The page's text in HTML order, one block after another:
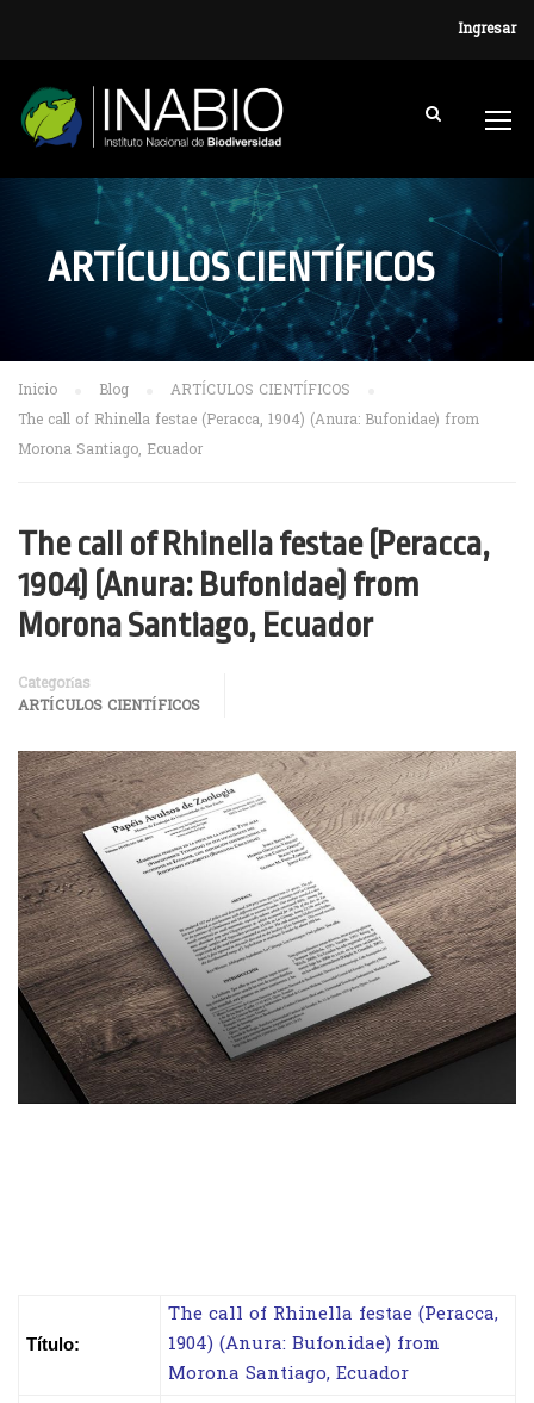
Ingresar
ARTÍCULOS CIENTÍFICOS
Inicio Blog
ARTÍCULOS CIENTÍFICOS
The call of Rhinella festae (Peracca, 1904) (Anura: Bufonidae) from
Morona Santiago, Ecuador
The call of Rhinella festae (Peracca,
1904) (Anura: Bufonidae) from
Morona Santiago, Ecuador
Categorías
ARTÍCULOS CIENTÍFICOS
Título:
The call of Rhinella festae (Peracca,
1904) (Anura: Bufonidae) from
Morona Santiago, Ecuador